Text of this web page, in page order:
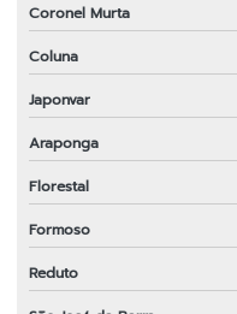
Coronel Murta
Coluna
Japonvar
Araponga
Florestal
Formoso
Reduto